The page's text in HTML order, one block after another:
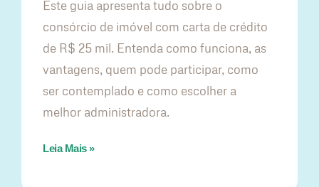
Este guia apresenta tudo sobre o
consórcio de imóvel com carta de crédito
de R$ 25 mil. Entenda como funciona, as
vantagens, quem pode participar, como
ser contemplado e como escolher a
melhor administradora.
Leia Mais »